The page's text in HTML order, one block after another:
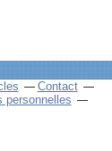
Contact
personnelles